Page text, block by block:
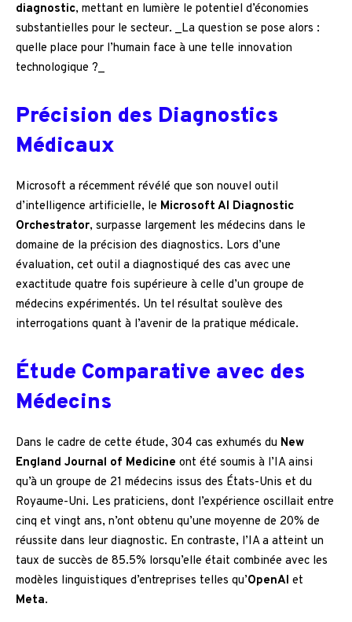
diagnostic, mettant en lumière le potentiel d’économies
substantielles pour le secteur. _La question se pose alors :
quelle place pour l’humain face à une telle innovation
technologique ?_
Précision des Diagnostics
Médicaux
Microsoft a récemment révélé que son nouvel outil
d’intelligence artificielle, le Microsoft AI Diagnostic
Orchestrator, surpasse largement les médecins dans le
domaine de la précision des diagnostics. Lors d’une
évaluation, cet outil a diagnostiqué des cas avec une
exactitude quatre fois supérieure à celle d’un groupe de
médecins expérimentés. Un tel résultat soulève des
interrogations quant à l’avenir de la pratique médicale.
Étude Comparative avec des
Médecins
Dans le cadre de cette étude, 304 cas exhumés du New
England Journal of Medicine ont été soumis à l’IA ainsi
qu’à un groupe de 21 médecins issus des États-Unis et du
Royaume-Uni. Les praticiens, dont l’expérience oscillait entre
cinq et vingt ans, n’ont obtenu qu’une moyenne de 20% de
réussite dans leur diagnostic. En contraste, l’IA a atteint un
taux de succès de 85.5% lorsqu’elle était combinée avec les
modèles linguistiques d’entreprises telles qu’OpenAI et
Meta.